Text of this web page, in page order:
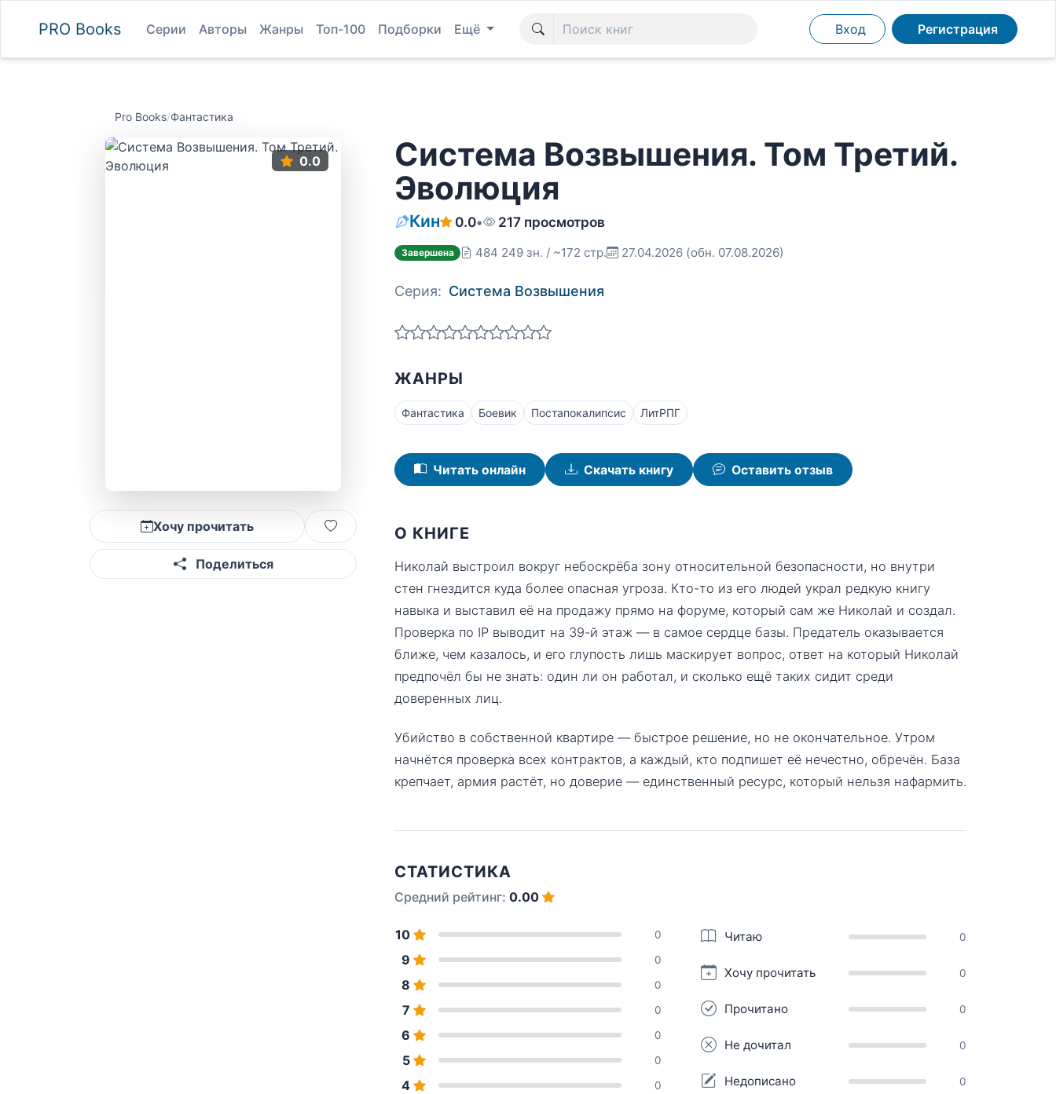
PRO Books Серии Авторы Жанры Топ-100 Подборки Ещё Вход Регистрация
Pro Books/Фантастика
0.0
Хочу прочитать
Поделиться
Система Возвышения. Том Третий.
Эволюция
Кин 0.0• 217 просмотров
Завершена 484 249 зн. / ~172 стр. 27.04.2026 (обн. 07.08.2026)
Серия: Система Возвышения
ЖАНРЫ
Фантастика Боевик Постапокалипсис ЛитРПГ
Читать онлайн Скачать книгу Оставить отзыв
О КНИГЕ
Николай выстроил вокруг небоскрёба зону относительной безопасности, но внутри
стен гнездится куда более опасная угроза. Кто-то из его людей украл редкую книгу
навыка и выставил её на продажу прямо на форуме, который сам же Николай и создал.
Проверка по IP выводит на 39-й этаж — в самое сердце базы. Предатель оказывается
ближе, чем казалось, и его глупость лишь маскирует вопрос, ответ на который Николай
предпочёл бы не знать: один ли он работал, и сколько ещё таких сидит среди
доверенных лиц.
Убийство в собственной квартире — быстрое решение, но не окончательное. Утром
начнётся проверка всех контрактов, а каждый, кто подпишет её нечестно, обречён. База
крепчает, армия растёт, но доверие — единственный ресурс, который нельзя нафармить.
СТАТИСТИКА
Средний рейтинг: 0.00
10 0
9 0
8 0
7 0
6 0
5 0
4 0
Читаю 0
Хочу прочитать 0
Прочитано 0
Не дочитал 0
Недописано 0